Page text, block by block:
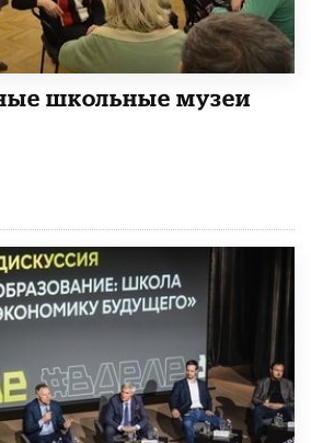
школьные музеи